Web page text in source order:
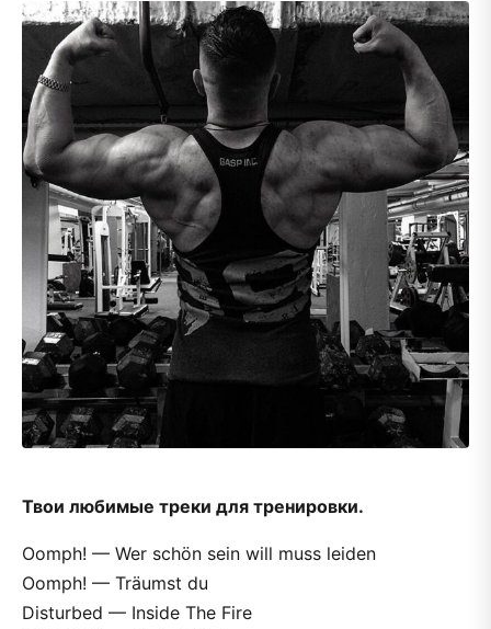
Твои любимые треки для тренировки.
Oomph! — Wer schön sein will muss leiden
Oomph! — Träumst du
Disturbed — Inside The Fire